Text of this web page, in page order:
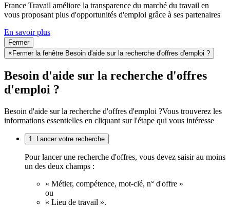
France Travail améliore la transparence du marché du travail en
vous proposant plus d'opportunités d'emploi grâce à ses partenaires
En savoir plus
Fermer
× Fermer la fenêtre Besoin d'aide sur la recherche d'offres d'emploi ?
Besoin d'aide sur la recherche d'offres
d'emploi ?
Besoin d'aide sur la recherche d'offres d'emploi ?Vous trouverez les
informations essentielles en cliquant sur l'étape qui vous intéresse
1. Lancer votre recherche
Pour lancer une recherche d'offres, vous devez saisir au moins
un des deux champs :
« Métier, compétence, mot-clé, n° d'offre »
ou
« Lieu de travail ».